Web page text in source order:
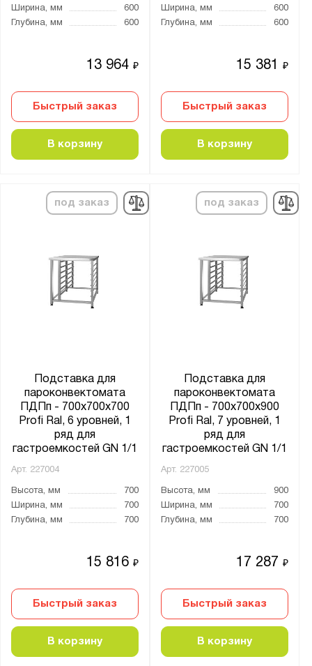
Ширина, мм
600
Глубина, мм
600
13 964₽
Быстрый заказ
В корзину
Ширина, мм
600
Глубина, мм
600
15 381₽
Быстрый заказ
В корзину
под заказ
Подставка для
пароконвектомата
ПДПп - 700x700x700
Profi Ral, 6 уровней, 1
ряд для
гастроемкостей GN 1/1
Арт. 227004
Высота, мм
700
Ширина, мм
700
Глубина, мм
700
15 816₽
Быстрый заказ
В корзину
под заказ
Подставка для
пароконвектомата
ПДПп - 700x700x900
Profi Ral, 7 уровней, 1
ряд для
гастроемкостей GN 1/1
Арт. 227005
Высота, мм
900
Ширина, мм
700
Глубина, мм
700
17 287₽
Быстрый заказ
В корзину